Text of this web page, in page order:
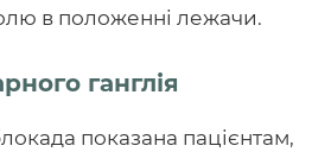
в положенні лежачи.
ганглія
показана пацієнтам,